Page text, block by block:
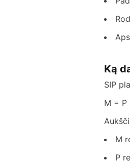
Ką
SIP
M =
M
P